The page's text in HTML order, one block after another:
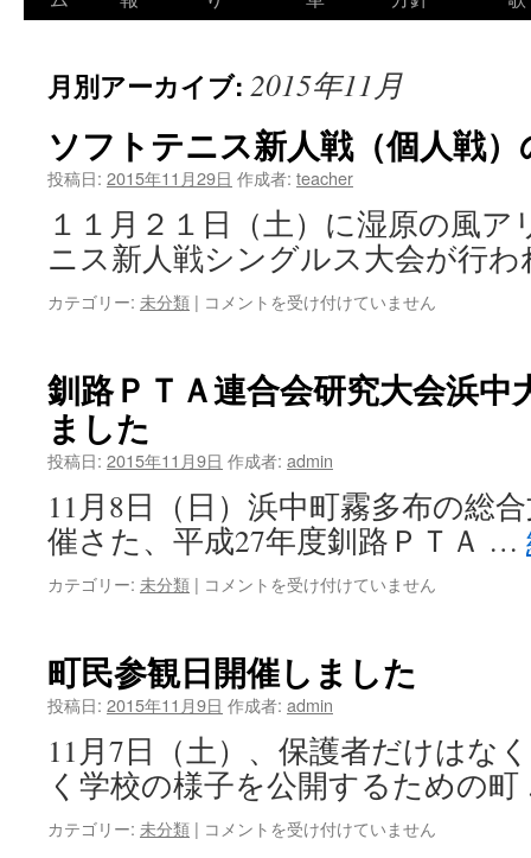
ツ
へ
キ
ッ
月別アーカイブ: 2015年11月
ソフトテニス新人戦（個人戦）
投稿日: 2015年11月29日 作成者: teacher
１１月２１日（土）に湿原の風
ニス新人戦シングルス大会が行
カテゴリー: 未分類 | ソ
テ
ニ
人
戦
（個
人
戦）
の
は
コメントを受け付けていません
釧路ＰＴＡ連合会研究大会浜中
ました
投稿日: 2015年11月9日 作成者: admin
11月8日（日）浜中町霧多布の総
催さた、平成27年度釧路ＰＴＡ …
カテゴリー: 未分類 | 釧
Ｔ
Ａ
連
会
研
究
大
会
コメントを受け付けていません
町民参観日開催しました
投稿日: 2015年11月9日 作成者: admin
11月7日（土）、保護者だけはな
く学校の様子を公開するための
カテゴリー: 未分類 | 町
コメントを受け付けていません